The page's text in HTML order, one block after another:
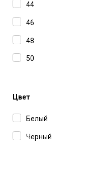
44
46
48
50
Цвет
Белый
Черный